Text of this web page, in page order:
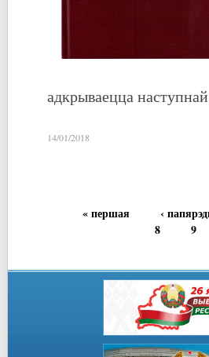
адкрываецца
14/01/2018
« першая ‹
8
9